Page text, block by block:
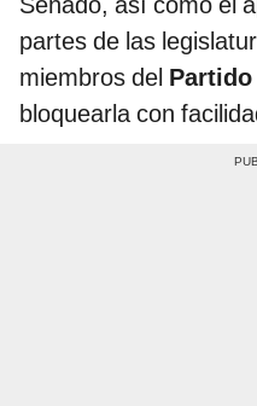
partes de las
miembros del
bloquearla con